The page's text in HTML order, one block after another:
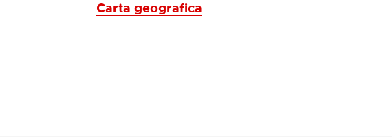
Carta geografica